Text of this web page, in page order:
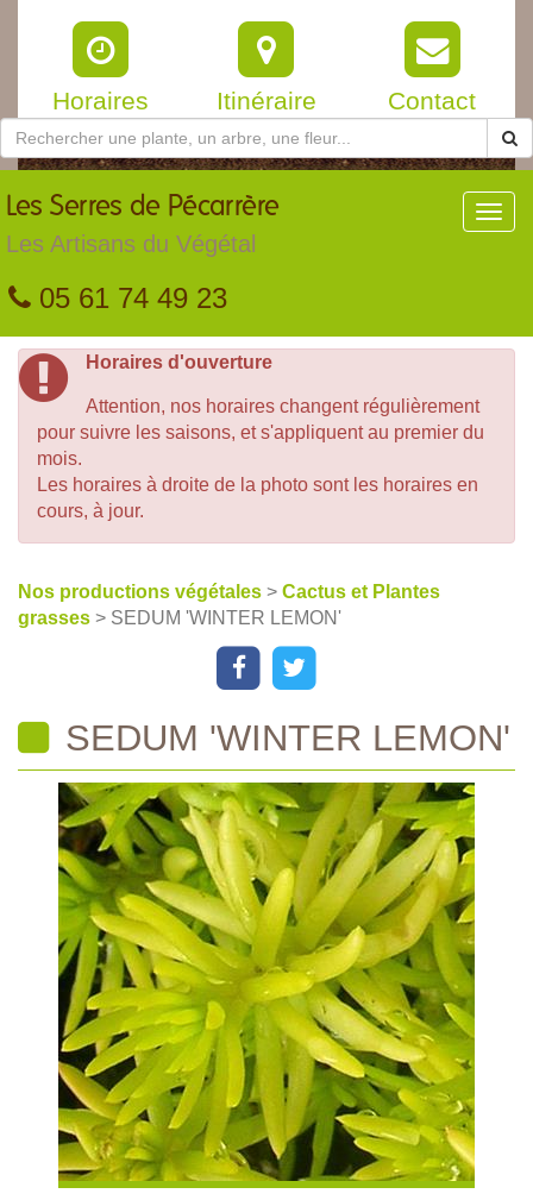
Horaires Itinéraire Contact
Les Serres de Pécarrère
Les Artisans du Végétal
05 61 74 49 23
Horaires d'ouverture
Attention, nos horaires changent régulièrement
pour suivre les saisons, et s'appliquent au premier du
mois.
Les horaires à droite de la photo sont les horaires en
cours, à jour.
Nos productions végétales > Cactus et Plantes
grasses > SEDUM 'WINTER LEMON'
SEDUM 'WINTER LEMON'